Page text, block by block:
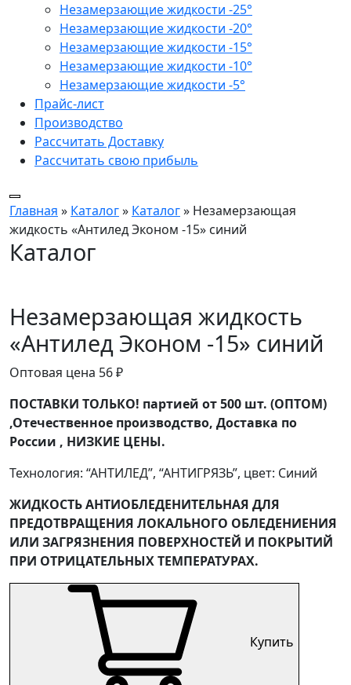
Незамерзающие жидкости -25°
Незамерзающие жидкости -20°
Незамерзающие жидкости -15°
Незамерзающие жидкости -10°
Незамерзающие жидкости -5°
Прайс-лист
Производство
Рассчитать Доставку
Рассчитать свою прибыль
Главная » Каталог» Каталог» Незамерзающая
жидкость «Антилед Эконом -15» синий
Каталог
Незамерзающая жидкость
«Антилед Эконом -15» синий
Оптовая цена 56₽
ПОСТАВКИ ТОЛЬКО! партией от 500 шт. (ОПТОМ)
,Отечественное производство, Доставка по
России , НИЗКИЕ ЦЕНЫ.
Технология: “АНТИЛЕД”, “АНТИГРЯЗЬ”, цвет: Синий
ЖИДКОСТЬ АНТИОБЛЕДЕНИТЕЛЬНАЯ ДЛЯ
ПРЕДОТВРАЩЕНИЯ ЛОКАЛЬНОГО ОБЛЕДЕНИЕНИЯ
ИЛИ ЗАГРЯЗНЕНИЯ ПОВЕРХНОСТЕЙ И ПОКРЫТИЙ
ПРИ ОТРИЦАТЕЛЬНЫХ ТЕМПЕРАТУРАХ.
Купить